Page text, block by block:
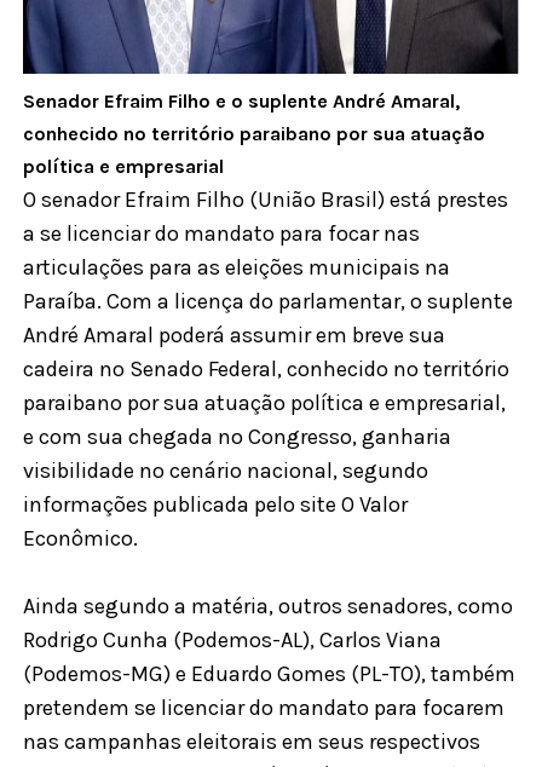
Senador Efraim Filho e o suplente André Amaral,
conhecido no território paraibano por sua atuação
política e empresarial
O senador Efraim Filho (União Brasil) está prestes
a se licenciar do mandato para focar nas
articulações para as eleições municipais na
Paraíba. Com a licença do parlamentar, o suplente
André Amaral poderá assumir em breve sua
cadeira no Senado Federal, conhecido no território
paraibano por sua atuação política e empresarial,
e com sua chegada no Congresso, ganharia
visibilidade no cenário nacional, segundo
informações publicada pelo site O Valor
Econômico.
Ainda segundo a matéria, outros senadores, como
Rodrigo Cunha (Podemos-AL), Carlos Viana
(Podemos-MG) e Eduardo Gomes (PL-TO), também
pretendem se licenciar do mandato para focarem
nas campanhas eleitorais em seus respectivos